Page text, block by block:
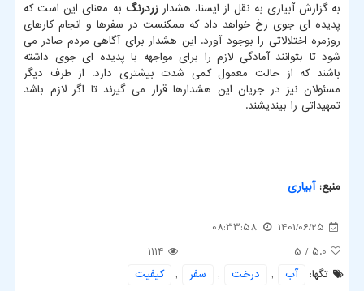
به گزارش آبیاری به نقل از ایسنا، هشدارزردرنگ به معنای این است که
پدیده ای جوی رخ خواهد داد که ممکنست در سفرها و انجام کارهای
روزمره اختلالاتی را بوجود آورد. این هشدار برای آگاهی مردم صادر می
شود تا بتوانند آمادگی لازم را برای مواجهه با پدیده ای جوی داشته
باشند که از حالت معمول کمی شدت بیشتری دارد. از طرف دیگر
مسئولان نیز در جریان این هشدارها قرار می گیرند تا اگر لازم باشد
تمهیداتی را بیندیشند.
منبع:آبیاری
1401/06/25
08:33:58
5.0
/ 5
1114
تگها:
آب , درخت , سفر ,
كیفیت